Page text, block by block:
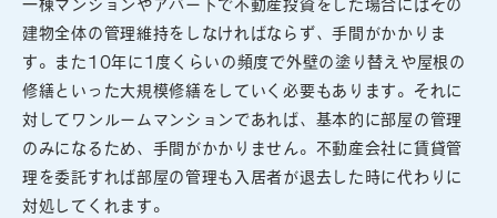
一棟マンションやアパートで不動産投資をした場合にはその
建物全体の管理維持をしなければならず、手間がかかりま
す。また10年に1度くらいの頻度で外壁の塗り替えや屋根の
修繕といった大規模修繕をしていく必要もあります。それに
対してワンルームマンションであれば、基本的に部屋の管理
のみになるため、手間がかかりません。不動産会社に賃貸管
理を委託すれば部屋の管理も入居者が退去した時に代わりに
対処してくれます。